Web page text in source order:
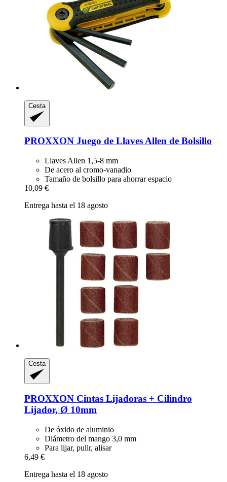
Cesta
PROXXON Juego de Llaves Allen de Bolsillo
Llaves Allen 1,5-8 mm
De acero al cromo-vanadio
Tamaño de bolsillo para ahorrar espacio
10,09 €
Entrega hasta el 18 agosto
Cesta
PROXXON Cintas Lijadoras + Cilindro
Lijador, Ø 10mm
De óxido de aluminio
Diámetro del mango 3,0 mm
Para lijar, pulir, alisar
6,49 €
Entrega hasta el 18 agosto